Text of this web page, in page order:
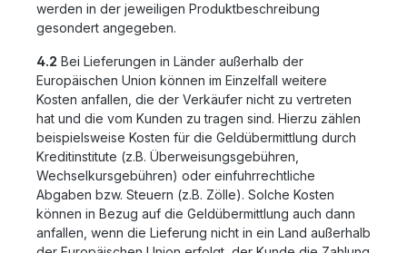
werden in der jeweiligen Produktbeschreibung
gesondert angegeben.
4.2 Bei Lieferungen in Länder außerhalb der
Europäischen Union können im Einzelfall weitere
Kosten anfallen, die der Verkäufer nicht zu vertreten
hat und die vom Kunden zu tragen sind. Hierzu zählen
beispielsweise Kosten für die Geldübermittlung durch
Kreditinstitute (z.B. Überweisungsgebühren,
Wechselkursgebühren) oder einfuhrrechtliche
Abgaben bzw. Steuern (z.B. Zölle). Solche Kosten
können in Bezug auf die Geldübermittlung auch dann
anfallen, wenn die Lieferung nicht in ein Land außerhalb